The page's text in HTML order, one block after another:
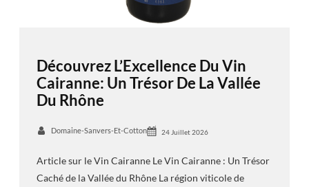
Découvrez L’Excellence Du Vin
Cairanne: Un Trésor De La Vallée
Du Rhône
Domaine-Sanvers-Et-Cotton 24 Juillet 2026
Article sur le Vin Cairanne Le Vin Cairanne : Un Trésor
Caché de la Vallée du Rhône La région viticole de